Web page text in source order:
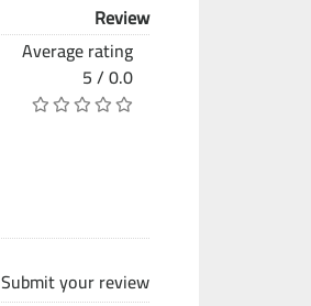
Review
Average rating
0.0 / 5
Submit your review